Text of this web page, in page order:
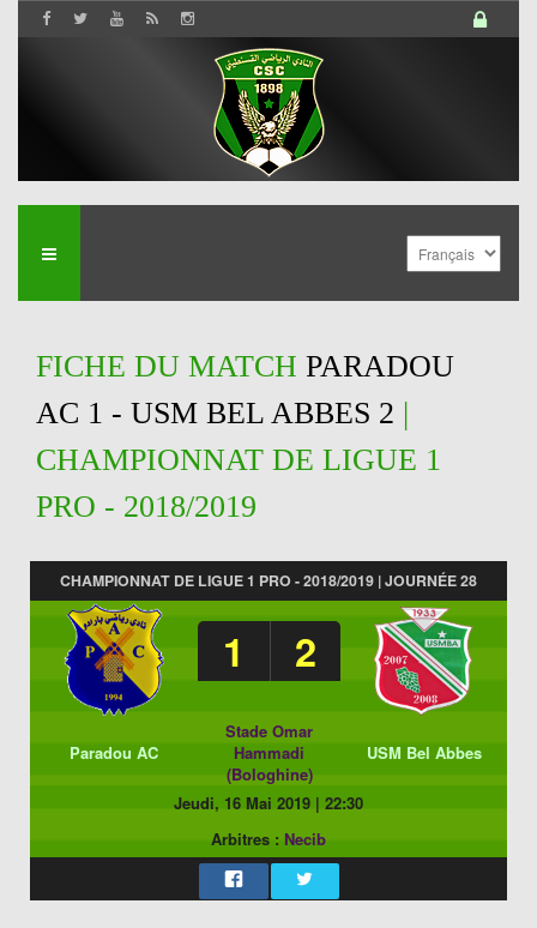
FICHE DU MATCH PARADOU
AC 1 - USM BEL ABBES 2 |
CHAMPIONNAT DE LIGUE 1
PRO - 2018/2019
CHAMPIONNAT DE LIGUE 1 PRO - 2018/2019 | JOURNÉE 28
1 2
Paradou AC
Stade Omar
Hammadi
(Bologhine)
USM Bel Abbes
Jeudi, 16 Mai 2019 | 22:30
Arbitres : Necib